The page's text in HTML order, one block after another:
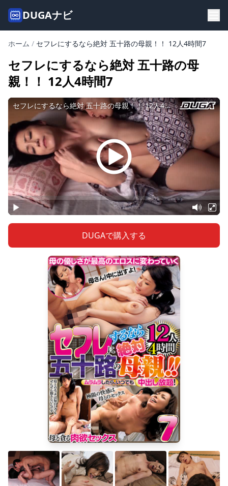
DUGAナビ
ホーム / セフレにするなら絶対 五十路の母親！！ 12人4時間7
セフレにするなら絶対 五十路の母
親！！ 12人4時間7
DUGAで購入する